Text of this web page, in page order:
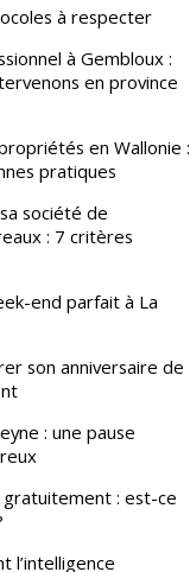
à respecter
à Gembloux :
en province
en Wallonie :
pratiques
société de
: 7 critères
end parfait à La
son anniversaire de
: une pause
gratuitement : est-ce
l’intelligence